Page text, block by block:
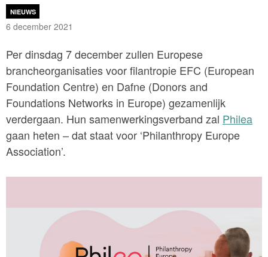
NIEUWS
6 december 2021
Per dinsdag 7 december zullen Europese
brancheorganisaties voor filantropie EFC (European
Foundation Centre) en Dafne (Donors and
Foundations Networks in Europe) gezamenlijk
verdergaan. Hun samenwerkingsverband zal Philea
gaan heten – dat staat voor ‘Philanthropy Europe
Association’.